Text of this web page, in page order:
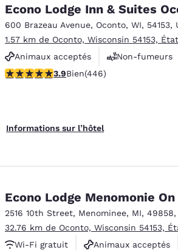
Español
Germany
India
English
Econo Lodge Inn & Suites
600 Brazeau Avenue, Oconto, WI, 54153,
1.57 km de Oconto, Wisconsin 54153,
Animaux acceptés
Non-fumeurs
3.91 étoiles. Bien. 446 commentaires
3.9Bien(446)
Informations sur l’hôtel
Econo Lodge Menomonie
2516 10th Street, Menominee, MI, 49858,
32.76 km de Oconto, Wisconsin 54153,
Wi-Fi gratuit
Animaux acceptés